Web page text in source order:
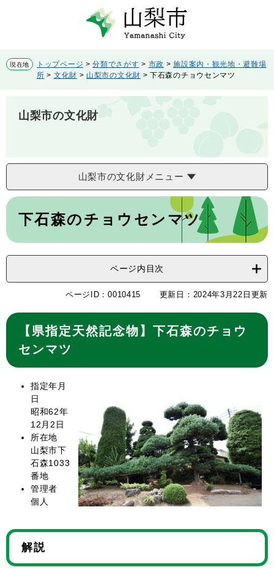
先
頭
を
飛
現在地 トップページ >分類でさがす > 市政 >施設案内・観光地・避難場
所 > 文化財 > 山梨市の文化財 >下石森のチョウセンマツ
山梨市の文化財
山梨市の文化財メニュー
本
下石森のチョウセンマツ
ページ内目次
ページID：0010415 更新日：2024年3月22日更新
【県指定天然記念物】下石森のチョウ
センマツ
指定年月
日
昭和62年
12月2日
所在地
山梨市下
石森1033
番地
管理者
個人
解説